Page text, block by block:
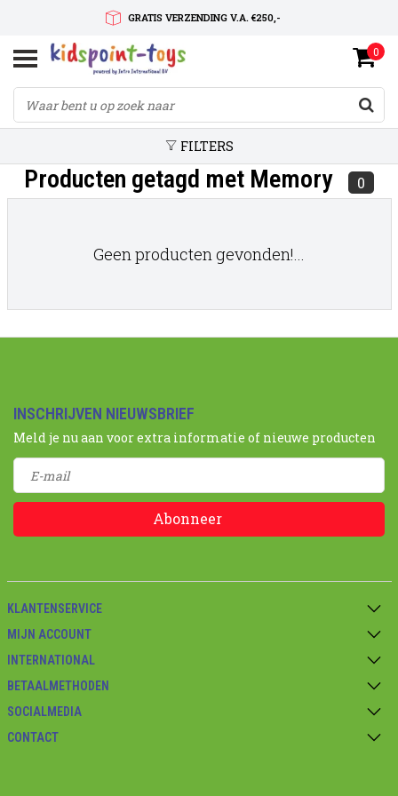
GRATIS VERZENDING V.A. €250,-
SNELLE LEVERTIJD
SERVICE OP MAAT
0
FILTERS
Producten getagd met Memory 0
Geen producten gevonden!...
INSCHRIJVEN NIEUWSBRIEF
Meld je nu aan voor extra informatie of nieuwe producten
Abonneer
KLANTENSERVICE
MIJN ACCOUNT
INTERNATIONAL
BETAALMETHODEN
SOCIALMEDIA
CONTACT